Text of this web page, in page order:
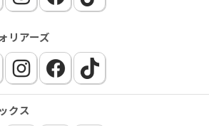
リアーズ
クス